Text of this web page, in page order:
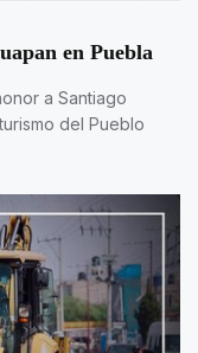
en Puebla
a Santiago
del Pueblo